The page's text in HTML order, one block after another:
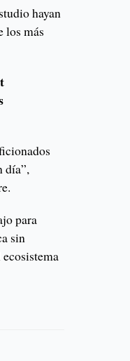
hayan
los más
día”,
para
sin